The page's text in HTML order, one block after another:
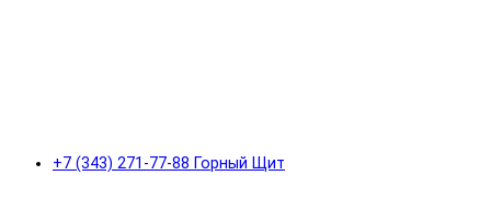
+7 (343) 271-77-88 Горный Щит